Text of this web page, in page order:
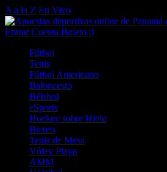
A a la Z En Vivo
Entrar Cuenta Boleto 0
Fútbol
Tenis
Fútbol Americano
Baloncesto
Béisbol
eSports
Hockey sobre Hielo
Boxeo
Tenis de Mesa
Vóley Playa
AMM